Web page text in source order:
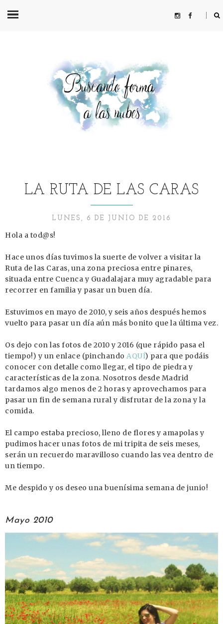
LA RUTA DE LAS CARAS
LUNES, 6 DE JUNIO DE 2016
Hola a tod@s!
Hace unos días tuvimos la suerte de volver a visitar la
Ruta de las Caras, una zona preciosa entre pinares,
situada entre Cuenca y Guadalajara muy agradable para
recorrer en familia y pasar un buen día.
Estuvimos en mayo de 2010, y seis años después hemos
vuelto para pasar un día aún más bonito que la última vez.
Os dejo con las fotos de 2010 y 2016 (que rápido pasa el
tiempo!) y un enlace (pinchando AQUÍ) para que podáis
conocer con detalle como llegar, el tipo de piedra y
características de la zona. Nosotros desde Madrid
tardamos algo menos de 2 horas y aprovechamos para
pasar un fin de semana rural y disfrutar de la zona y la
comida.
El campo estaba precioso, lleno de flores y amapolas y
pudimos hacer unas fotos de mi tripita de seis meses,
serán un recuerdo maravilloso cuando las vea dentro de
un tiempo.
Me despido y os deseo una buenísima semana de junio!
Mayo 2010